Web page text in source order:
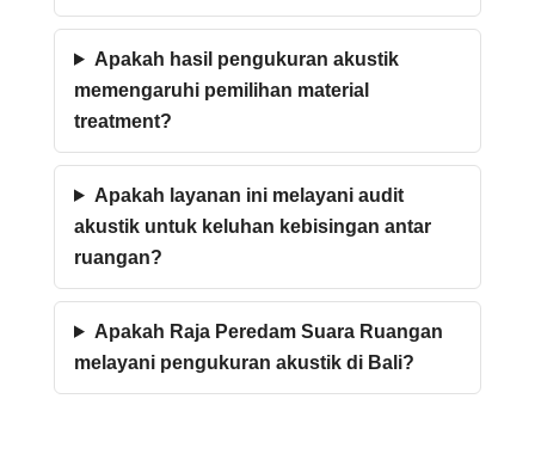
Apakah hasil pengukuran akustik
memengaruhi pemilihan material
treatment?
Apakah layanan ini melayani audit
akustik untuk keluhan kebisingan antar
ruangan?
Apakah Raja Peredam Suara Ruangan
melayani pengukuran akustik di Bali?